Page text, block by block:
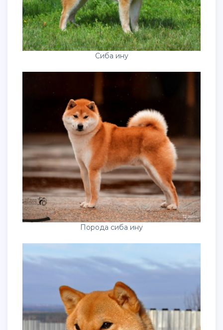
Сиба ину
Порода сиба ину